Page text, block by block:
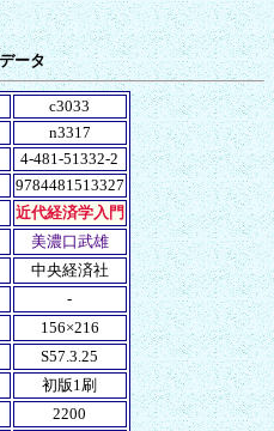
ータ
c3033
n3317
4-481-51332-2
9784481513327
近代経済学入門
美濃口武雄
中央経済社
-
156×216
S57.3.25
初版1刷
2200